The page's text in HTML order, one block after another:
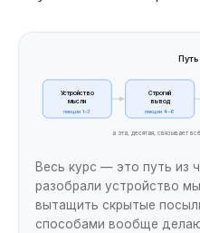
Устройство
мысли
лекции 1–3
Строгий
вывод
лекции 4–6
а эта, десятая, связывает
Весь курс — это путь из
разобрали устройство
вытащить скрытые
способами вообще